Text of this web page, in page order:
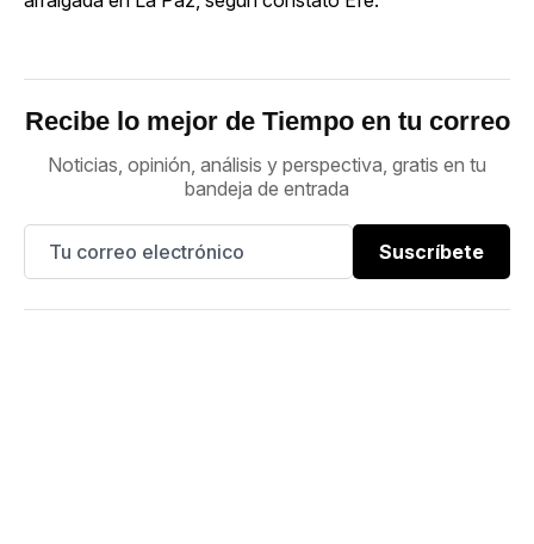
Recibe lo mejor de Tiempo en tu correo
Noticias, opinión, análisis y perspectiva, gratis en tu
bandeja de entrada
Suscríbete